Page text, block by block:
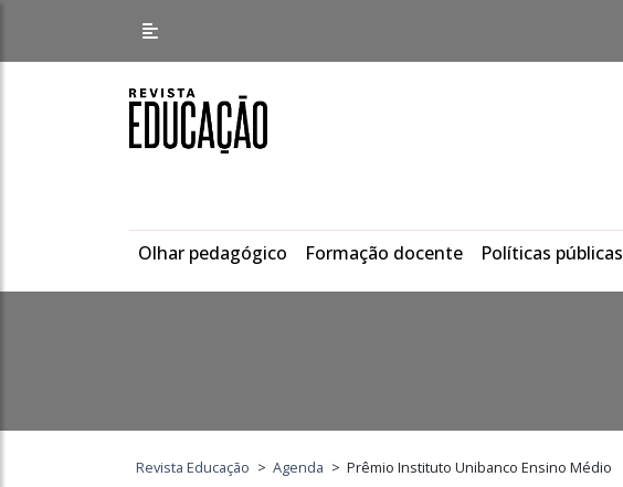
Olhar pedagógico Formação docente Políticas públicas
Revista Educação > Agenda > Prêmio Instituto Unibanco Ensino Médio